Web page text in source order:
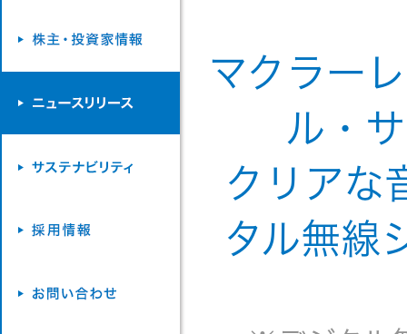
マクラー
ル・
クリアな
タル無線